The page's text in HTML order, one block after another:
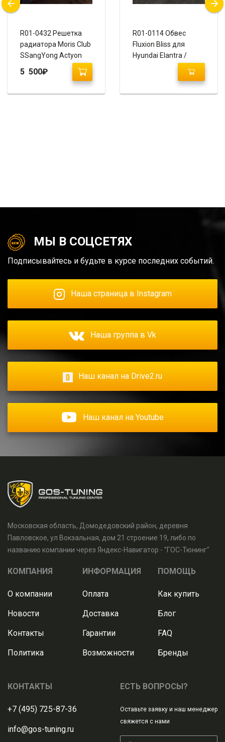
R01-0432 Решетка
радиатора Moris Club
SSangYong Actyon
2010-2013
5 500₽
R01-0114 Обвес
Fluxion Bliss для
Hyundai Elantra /
Avante MD 2010+
МЫ В СОЦСЕТЯХ
Подписывайтесь и будьте в курсе последних событий.
Наша страница в Instagram
Наша группа в Vk
Наш канал на Drive2.ru
Наш канал на Youtube
Московская область, Домодедовский район, деревня
Павловское, ул Вокзальная, дом 21 строение 19, либо по
названию компании через Яндекс-Навигатор - "ГОС-Тюнинг"
КОМПАНИЯ
О компании
Новости
Контакты
Политика
ИНФОРМАЦИЯ
Оплата
Доставка
Гарантии
Возможности
ПОМОЩЬ
Как купить
Блог
FAQ
Бренды
КОНТАКТЫ
+7 (495) 725-87-36
info@gos-tuning.ru
ЕСТЬ ВОПРОСЫ?
Оставьте заявку и наш менеджер
свяжется с нами